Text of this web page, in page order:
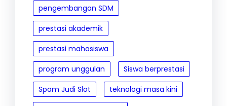
pengembangan SDM
prestasi akademik
prestasi mahasiswa
program unggulan
Siswa berprestasi
Spam Judi Slot
teknologi masa kini